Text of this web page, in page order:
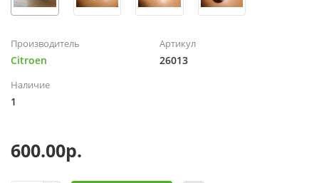
Производитель
Citroen
Артикул
26013
Наличие
1
600.00р.